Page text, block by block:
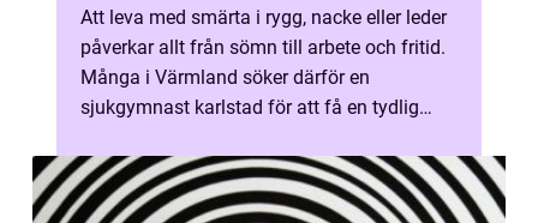
Att leva med smärta i rygg, nacke eller leder
påverkar allt från sömn till arbete och fritid.
Många i Värmland söker därför en
sjukgymnast karlstad för att få en tydlig